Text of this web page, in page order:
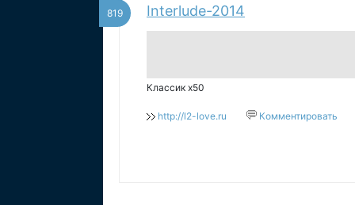
819 Interlude-2014
Классик x50
http://l2-love.ru Комментировать